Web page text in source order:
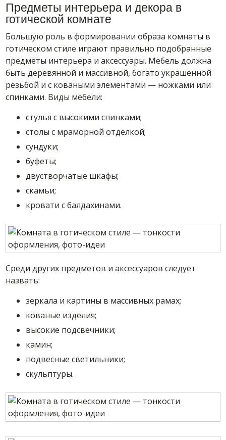
Предметы интерьера и декора в
готической комнате
Большую роль в формировании образа комнаты в
готическом стиле играют правильно подобранные
предметы интерьера и аксессуары. Мебель должна
быть деревянной и массивной, богато украшенной
резьбой и с коваными элементами — ножками или
спинками. Виды мебели:
стулья с высокими спинками;
столы с мраморной отделкой;
сундуки;
буфеты;
двустворчатые шкафы;
скамьи;
кровати с балдахинами.
Среди других предметов и аксессуаров следует
назвать:
зеркала и картины в массивных рамах;
кованые изделия;
высокие подсвечники;
камин;
подвесные светильники;
скульптуры.